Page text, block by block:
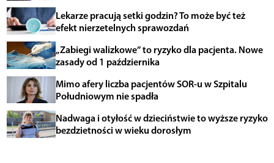
Lekarze pracują setki godzin? To może być też
efekt nierzetelnych sprawozdań
„Zabiegi walizkowe” to ryzyko dla pacjenta. Nowe
zasady od 1 października
Mimo afery liczba pacjentów SOR-u w Szpitalu
Południowym nie spadła
Nadwaga i otyłość w dzieciństwie to wyższe ryzyko
bezdzietności w wieku dorosłym